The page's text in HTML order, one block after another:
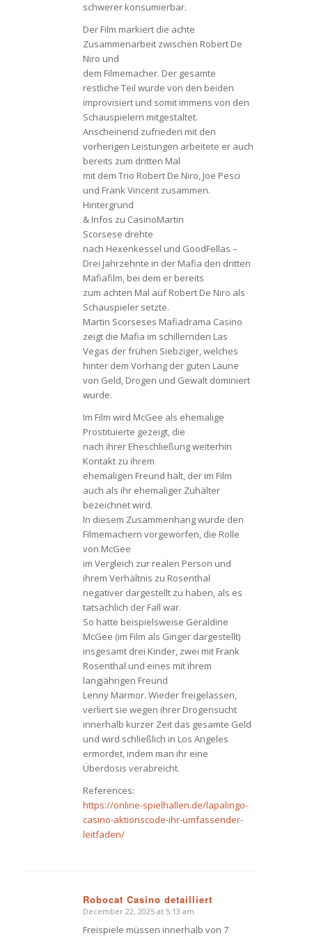
schwerer konsumierbar.
Der Film markiert die achte
Zusammenarbeit zwischen Robert De
Niro und
dem Filmemacher. Der gesamte
restliche Teil wurde von den beiden
improvisiert und somit immens von den
Schauspielern mitgestaltet.
Anscheinend zufrieden mit den
vorherigen Leistungen arbeitete er auch
bereits zum dritten Mal
mit dem Trio Robert De Niro, Joe Pesci
und Frank Vincent zusammen.
Hintergrund
& Infos zu CasinoMartin
Scorsese drehte
nach Hexenkessel und GoodFellas –
Drei Jahrzehnte in der Mafia den dritten
Mafiafilm, bei dem er bereits
zum achten Mal auf Robert De Niro als
Schauspieler setzte.
Martin Scorseses Mafiadrama Casino
zeigt die Mafia im schillernden Las
Vegas der frühen Siebziger, welches
hinter dem Vorhang der guten Laune
von Geld, Drogen und Gewalt dominiert
wurde.
Im Film wird McGee als ehemalige
Prostituierte gezeigt, die
nach ihrer Eheschließung weiterhin
Kontakt zu ihrem
ehemaligen Freund hält, der im Film
auch als ihr ehemaliger Zuhälter
bezeichnet wird.
In diesem Zusammenhang wurde den
Filmemachern vorgeworfen, die Rolle
von McGee
im Vergleich zur realen Person und
ihrem Verhältnis zu Rosenthal
negativer dargestellt zu haben, als es
tatsächlich der Fall war.
So hatte beispielsweise Geraldine
McGee (im Film als Ginger dargestellt)
insgesamt drei Kinder, zwei mit Frank
Rosenthal und eines mit ihrem
langjährigen Freund
Lenny Marmor. Wieder freigelassen,
verliert sie wegen ihrer Drogensucht
innerhalb kurzer Zeit das gesamte Geld
und wird schließlich in Los Angeles
ermordet, indem man ihr eine
Überdosis verabreicht.
References:
https://online-spielhallen.de/lapalingo-
casino-aktionscode-ihr-umfassender-
leitfaden/
Robocat Casino detailliert
says:
December 22, 2025 at 5:13 am
Freispiele müssen innerhalb von 7